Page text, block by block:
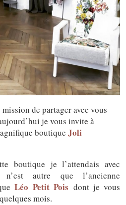
de partager avec vous
je vous invite à
boutique Joli
boutique je l’attendais avec
n’est autre que l’ancienne
Léo Petit Pois dont je vous
mois.